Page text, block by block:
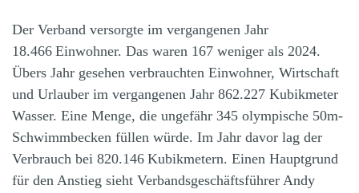
Der Verband versorgte im vergangenen Jahr
18.466 Einwohner. Das waren 167 weniger als 2024.
Übers Jahr gesehen verbrauchten Einwohner, Wirtschaft
und Urlauber im vergangenen Jahr 862.227 Kubikmeter
Wasser. Eine Menge, die ungefähr 345 olympische 50m-
Schwimmbecken füllen würde. Im Jahr davor lag der
Verbrauch bei 820.146 Kubikmetern. Einen Hauptgrund
für den Anstieg sieht Verbandsgeschäftsführer Andy